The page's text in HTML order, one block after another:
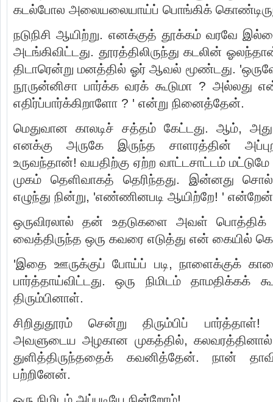
கடல்போல அலையலையாய்ப் பொங்கிக்
நடுநிசி ஆயிற்று. எனக்குத் தூக்கம் வரவே
அடங்கிவிட்டது. தூரத்திலிருந்து கடலின்
திடாரென்று மனத்தில் ஓர் ஆவல் மூண்டது.
நூருன்னிசா பார்க்க வரக் கூடுமா ? அல்லது
எதிர்ப்பார்க்கிறாளோ ? ' என்று நினைத்தேன்.
மெதுவான காலடிச் சத்தம் கேட்டது. ஆம்,
எனக்கு அருகே இருந்த சாளரத்தின்
உருவந்தான்! வயதிற்கு ஏற்ற வாட்டசாட்டம் மட்டுமே
முகம் தெளிவாகத் தெரிந்தது. இன்னது
எழுந்து நின்று, 'எண்ணினபடி ஆயிற்றே! '
ஒருவிரலால் தன் உதடுகளை அவள் பொத்திக்
வைத்திருந்த ஒரு கவரை எடுத்து என் கையில்
'இதை ஊருக்குப் போய்ப் படி, நாளைக்குக்
பார்த்தாய்விட்டது. ஒரு நிமிடம் தாமதிக்கக்
திரும்பினாள்.
சிறிதுதூரம் சென்று திரும்பிப்
அவளுடைய அழகான முகத்தில், கலவரத்தினால்
துளித்திருந்ததைக் கவனித்தேன். நான்
பற்றினேன்.